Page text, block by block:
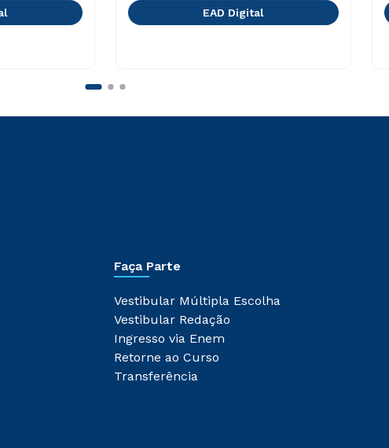
EAD Digital
Faça Parte
Vestibular Múltipla Escolha
Vestibular Redação
Ingresso via Enem
Retorne ao Curso
Transferência